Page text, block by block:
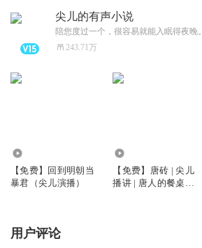
尖儿的有声小说
陪您度过一个，很容易就能入眠得夜晚。
243.71万
【免费】回到明朝当
暴君（尖儿演播）
【免费】唐砖 | 尖儿
播讲 | 唐人的餐桌同
用户评论